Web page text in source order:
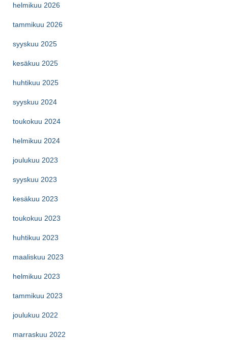
helmikuu 2026
tammikuu 2026
syyskuu 2025
kesäkuu 2025
huhtikuu 2025
syyskuu 2024
toukokuu 2024
helmikuu 2024
joulukuu 2023
syyskuu 2023
kesäkuu 2023
toukokuu 2023
huhtikuu 2023
maaliskuu 2023
helmikuu 2023
tammikuu 2023
joulukuu 2022
marraskuu 2022